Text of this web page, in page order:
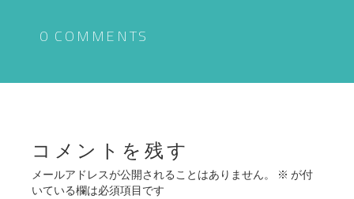
シ
0 COMMENTS
コメントを残す
メールアドレスが公開されることはありません。 ※ が付
いている欄は必須項目です